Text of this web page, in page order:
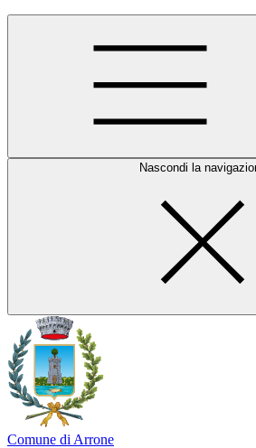
Nascondi la
Comune di Arrone